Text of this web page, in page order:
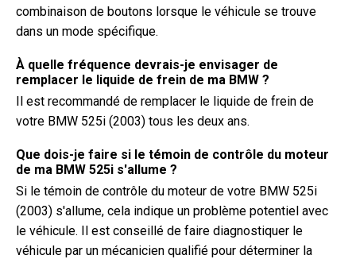
combinaison de boutons lorsque le véhicule se trouve
dans un mode spécifique.
À quelle fréquence devrais-je envisager de
remplacer le liquide de frein de ma BMW ?
Il est recommandé de remplacer le liquide de frein de
votre BMW 525i (2003) tous les deux ans.
Que dois-je faire si le témoin de contrôle du moteur
de ma BMW 525i s'allume ?
Si le témoin de contrôle du moteur de votre BMW 525i
(2003) s'allume, cela indique un problème potentiel avec
le véhicule. Il est conseillé de faire diagnostiquer le
véhicule par un mécanicien qualifié pour déterminer la